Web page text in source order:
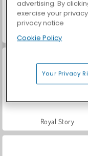
World War 2 Shooter
Royal Story
advertising. By
exercise your
privacy notice
Cookie Policy
Your Privacy